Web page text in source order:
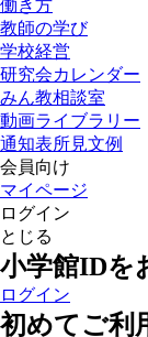
働き方
教師の学び
学校経営
研究会カレンダー
みん教相談室
動画ライブラリー
通知表所見文例
会員向け
マイページ
ログイン
とじる
小学館IDを
ログイン
初めてご利